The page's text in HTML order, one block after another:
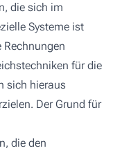
die sich im
Systeme ist
für die
sich hieraus
Der Grund für
die den